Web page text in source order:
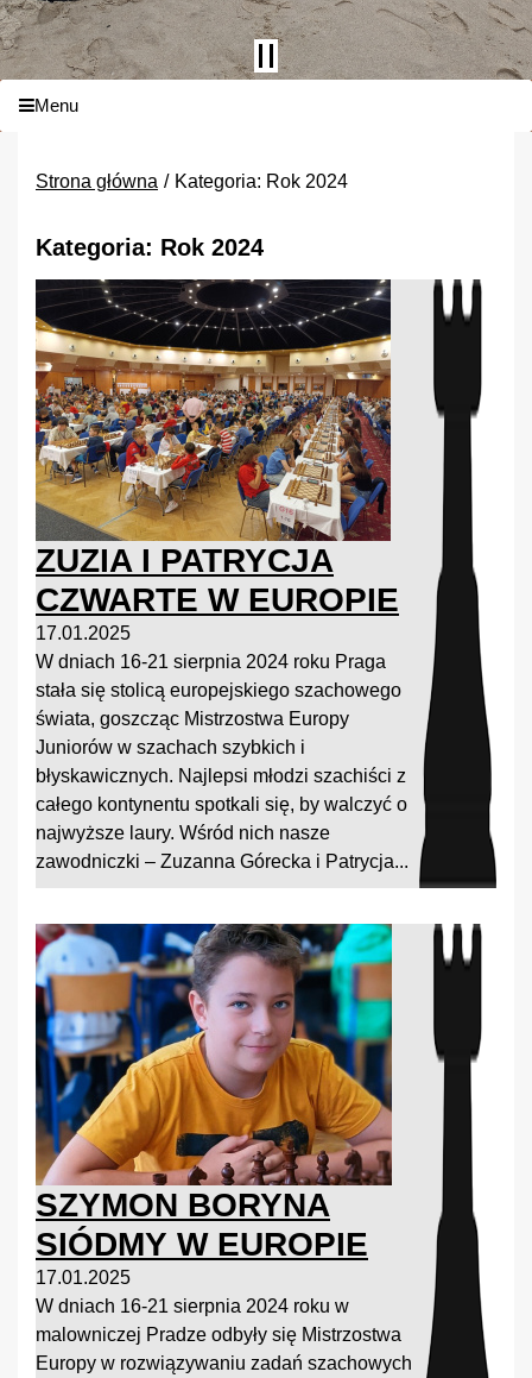
Menu
Strona główna Kategoria: Rok 2024
Kategoria: Rok 2024
ZUZIA I PATRYCJA
CZWARTE W EUROPIE
17.01.2025
W dniach 16-21 sierpnia 2024 roku Praga
stała się stolicą europejskiego szachowego
świata, goszcząc Mistrzostwa Europy
Juniorów w szachach szybkich i
błyskawicznych. Najlepsi młodzi szachiści z
całego kontynentu spotkali się, by walczyć o
najwyższe laury. Wśród nich nasze
zawodniczki – Zuzanna Górecka i Patrycja...
SZYMON BORYNA
SIÓDMY W EUROPIE
17.01.2025
W dniach 16-21 sierpnia 2024 roku w
malowniczej Pradze odbyły się Mistrzostwa
Europy w rozwiązywaniu zadań szachowych